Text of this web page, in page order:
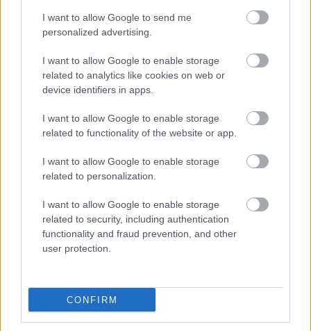
I want to allow Google to send me
personalized advertising.
I want to allow Google to enable storage
related to analytics like cookies on web or
device identifiers in apps.
I want to allow Google to enable storage
related to functionality of the website or app.
I want to allow Google to enable storage
related to personalization.
I want to allow Google to enable storage
related to security, including authentication
functionality and fraud prevention, and other
user protection.
CONFIRM
Három nő próbálta elnyerni egy milliárdos
szívét, de a kisfia váratlanul mást
A nagybátyámat éppen akkor engedték ki
a börtönből, és míg az egész család hátat
fordított neki, csak az anyám tárta ki felé a
További bejegyzések